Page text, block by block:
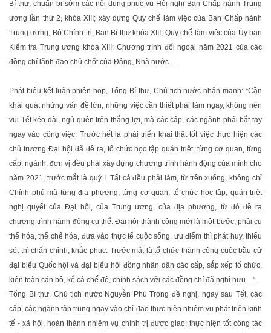
Bí thư; chuẩn bị sớm các nội dung phục vụ Hội nghị Ban Chấp hành Trung
ương lần thứ 2, khóa XIII; xây dựng Quy chế làm việc của Ban Chấp hành
Trung ương, Bộ Chính trị, Ban Bí thư khóa XIII; Quy chế làm việc của Ủy ban
Kiểm tra Trung ương khóa XIII; Chương trình đối ngoại năm 2021 của các
đồng chí lãnh đạo chủ chốt của Đảng, Nhà nước…
Phát biểu kết luận phiên họp, Tổng Bí thư, Chủ tịch nước nhấn mạnh: “Cần
khái quát những vấn đề lớn, những việc cần thiết phải làm ngay, không nên
vui Tết kéo dài, ngủ quên trên thắng lợi, mà các cấp, các ngành phải bắt tay
ngay vào công việc. Trước hết là phải triển khai thật tốt việc thực hiện các
chủ trương Đại hội đã đề ra, tổ chức học tập quán triệt, từng cơ quan, từng
cấp, ngành, đơn vị đều phải xây dựng chương trình hành động của mình cho
năm 2021, trước mắt là quý I. Tất cả đều phải làm, từ trên xuống, không chỉ
Chính phủ mà từng địa phương, từng cơ quan, tổ chức học tập, quán triệt
nghị quyết của Đại hội, của Trung ương, của địa phương, từ đó đề ra
chương trình hành động cụ thể. Đại hội thành công mới là một bước, phải cụ
thể hóa, thể chế hóa, đưa vào thực tế cuộc sống, ưu điểm thì phát huy, thiếu
sót thì chấn chỉnh, khắc phục. Trước mắt là tổ chức thành công cuộc bầu cử
đại biểu Quốc hội và đại biểu hội đồng nhân dân các cấp, sắp xếp tổ chức,
kiện toàn cán bộ, kể cả chế độ, chính sách với các đồng chí đã nghỉ hưu…”.
Tổng Bí thư, Chủ tịch nước Nguyễn Phú Trọng đề nghị, ngay sau Tết, các
cấp, các ngành tập trung ngay vào chỉ đạo thực hiện nhiệm vụ phát triển kinh
tế - xã hội, hoàn thành nhiệm vụ chính trị được giao; thực hiện tốt công tác